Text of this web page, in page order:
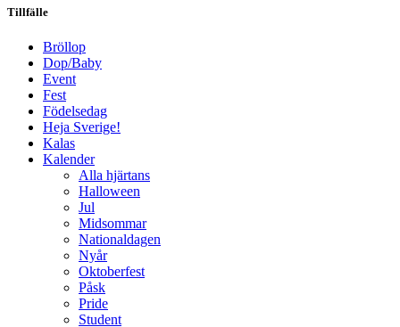
Tillfälle
Bröllop
Dop/Baby
Event
Fest
Födelsedag
Heja Sverige!
Kalas
Kalender
Alla hjärtans
Halloween
Jul
Midsommar
Nationaldagen
Nyår
Oktoberfest
Påsk
Pride
Student